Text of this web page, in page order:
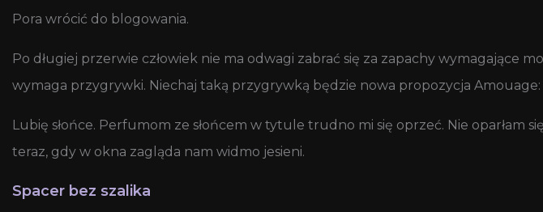
Pora wrócić do blogowania.
Po długiej przerwie człowiek nie ma odwagi zabrać się za zapachy wymagające
wymaga przygrywki. Niechaj taką przygrywką będzie nowa propozycja Amouage:
Lubię słońce. Perfumom ze słońcem w tytule trudno mi się oprzeć. Nie oparłam się
teraz, gdy w okna zagląda nam widmo jesieni.
Spacer bez szalika